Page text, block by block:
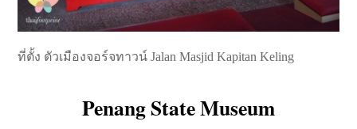
ที่ตั้ง ตัวเมืองจอร์จทาวน์ Jalan Masjid Kapitan Keling
Penang State Museum